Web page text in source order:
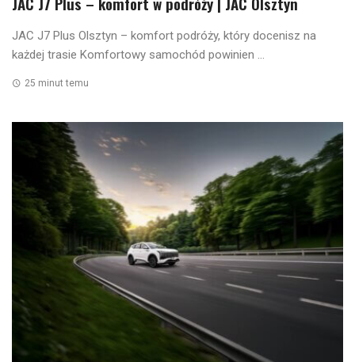
JAC J7 Plus Olsztyn – komfort podróży, który docenisz na
każdej trasie Komfortowy samochód powinien ...
25 minut temu